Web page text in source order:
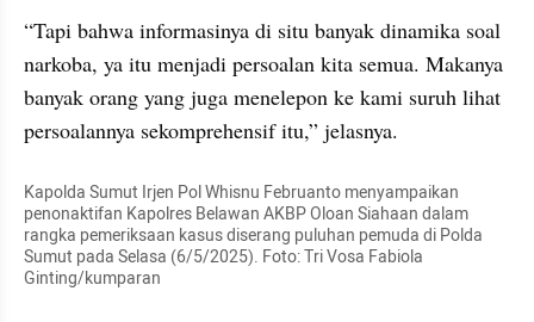
“Tapi bahwa informasinya di situ banyak dinamika soal
narkoba, ya itu menjadi persoalan kita semua. Makanya
banyak orang yang juga menelepon ke kami suruh lihat
persoalannya sekomprehensif itu,” jelasnya.
Kapolda Sumut Irjen Pol Whisnu Februanto menyampaikan
penonaktifan Kapolres Belawan AKBP Oloan Siahaan dalam
rangka pemeriksaan kasus diserang puluhan pemuda di Polda
Sumut pada Selasa (6/5/2025). Foto: Tri Vosa Fabiola
Ginting/kumparan